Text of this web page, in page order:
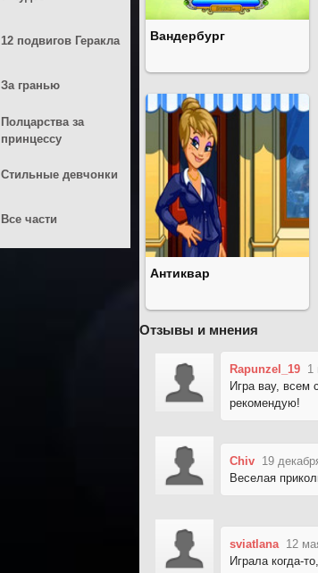
Вандербург
Антиквар
Отзывы и мнения
Rapunzel_19 1
Игра вау, всем
рекомендую!
Chiv 19
Веселая
sviatlana 12
Играла когда-
12 подвигов Геракла
За гранью
Полцарства за
принцессу
Стильные девчонки
Все части